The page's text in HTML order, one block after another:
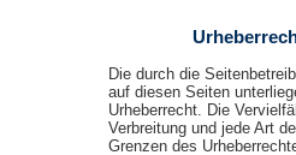
Die durch die
auf diesen Seiten
Urheberrecht. Die
Verbreitung und jede Art
Grenzen des